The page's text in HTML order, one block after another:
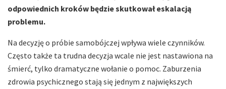
odpowiednich kroków będzie skutkował eskalacją
problemu.
Na decyzję o próbie samobójczej wpływa wiele czynników.
Często także ta trudna decyzja wcale nie jest nastawiona na
śmierć, tylko dramatyczne wołanie o pomoc. Zaburzenia
zdrowia psychicznego stają się jednym z największych